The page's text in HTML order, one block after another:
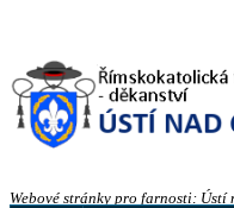
Webové stránky pro farnosti: